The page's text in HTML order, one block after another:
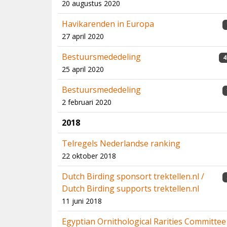
20 augustus 2020
Havikarenden in Europa
27 april 2020
Bestuursmededeling
25 april 2020
Bestuursmededeling
2 februari 2020
2018
Telregels Nederlandse ranking
22 oktober 2018
Dutch Birding sponsort trektellen.nl /
Dutch Birding supports trektellen.nl
11 juni 2018
Egyptian Ornithological Rarities Committee